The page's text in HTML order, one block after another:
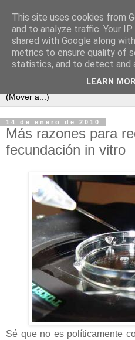
14 de enero de 2010
Más razones para
fecundación in vitro
Sé que no es políticamente
This site uses cookies from
and to analyze traffic. Your
shared with Google along
metrics to ensure quality of
statistics, and to detect and
LEARN